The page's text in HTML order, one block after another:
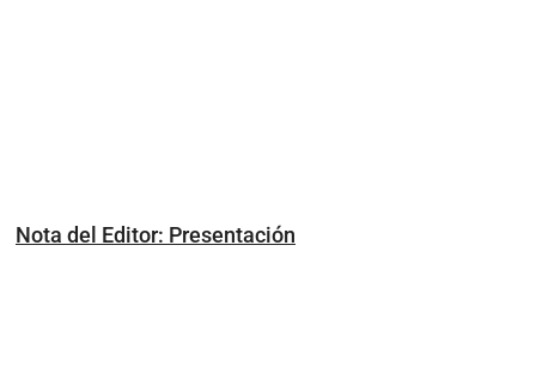
Nota del Editor: Presentación